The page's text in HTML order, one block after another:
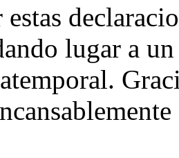
lugar a